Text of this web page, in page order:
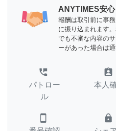
ANYTIMES安
報酬は取引前に事
に振り込まれます
でも不審な内容の
ーがあった場合は通
perm_phone_msg
パトロー
ル
assignment_ind
本人
smartphone lock